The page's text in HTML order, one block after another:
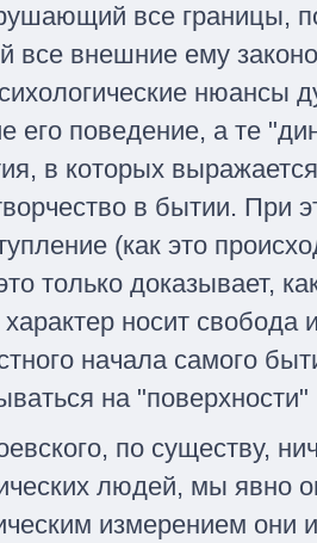
все границы,
внешние ему
нюансы
его поведение, а те
в которых
в бытии. При
(как это
только доказывает,
носит свобода
начала самого
на
по существу,
людей, мы явно
измерением они